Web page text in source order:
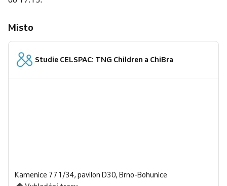
Místo
Studie CELSPAC: TNG Children a ChiBra
Kamenice 771/34, pavilon D30, Brno-Bohunice